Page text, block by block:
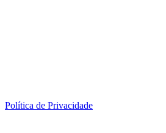
Política de Privacidade